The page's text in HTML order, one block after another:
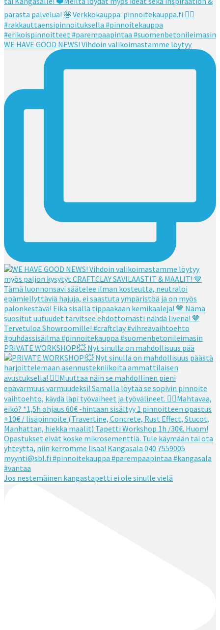
WE HAVE GOOD NEWS! Vihdoin valikoimastamme löytyy
PRIVATE WORKSHOP!💥 Nyt sinulla on mahdollisuus pää
Jos nestemäinen kangastapetti ei ole sinulle vielä